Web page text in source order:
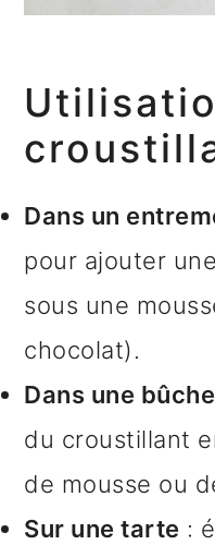
Dans un
pour ajouter
sous une
chocolat).
Dans une
du croustillant
de mousse ou
Sur une tarte :